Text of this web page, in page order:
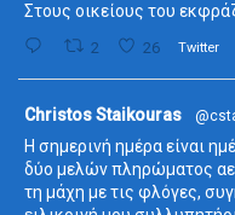
Στους οικείους του
2 26 Twitter
Christos Staikouras
Η σημερινή ημέρα είναι
δύο μελών πληρώματος
τη μάχη με τις φλόγες,